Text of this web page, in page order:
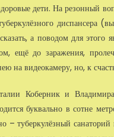
дети. На резонный
диспансера
а поводом для
ещё до заражения,
на видеокамеру, но, к
Коберник и
буквально в сотне
туберкулёзный